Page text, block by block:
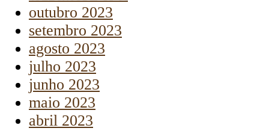
outubro 2023
setembro 2023
agosto 2023
julho 2023
junho 2023
maio 2023
abril 2023